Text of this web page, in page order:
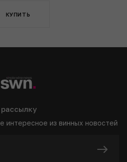
КУПИТЬ
интересное из винных новостей